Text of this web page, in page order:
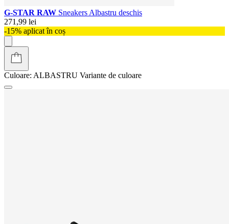
G-STAR RAW Sneakers Albastru deschis
271,99 lei
-15% aplicat în coș
Culoare: ALBASTRU Variante de culoare